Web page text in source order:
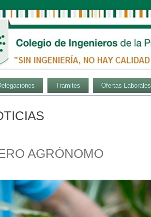
Tramites Ofertas Laborales
AGRÓNOMO